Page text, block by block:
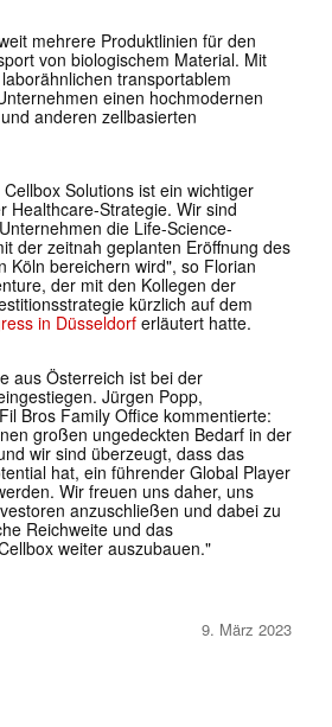
mehrere Produktlinien für den
von biologischem Material. Mit
transportablem
einen hochmodernen
anderen zellbasierten
Solutions ist ein wichtiger
Healthcare-Strategie. Wir sind
die Life-Science-
der zeitnah geplanten Eröffnung des
Köln bereichern wird", so Florian
der mit den Kollegen der
kürzlich auf dem
in Düsseldorf erläutert hatte.
aus Österreich ist bei der
Jürgen Popp,
Bros Family Office kommentierte:
großen ungedeckten Bedarf in der
wir sind überzeugt, dass das
hat, ein führender Global Player
Wir freuen uns daher, uns
anzuschließen und dabei zu
Reichweite und das
weiter auszubauen."
9. März 2023